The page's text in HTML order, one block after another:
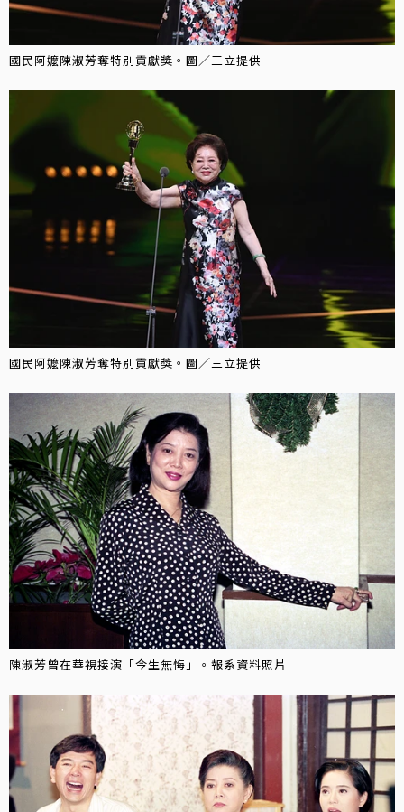
國民阿嬤陳淑芳奪特別貢獻獎。圖／三立提供
國民阿嬤陳淑芳奪特別貢獻獎。圖／三立提供
陳淑芳曾在華視接演「今生無悔」。報系資料照片